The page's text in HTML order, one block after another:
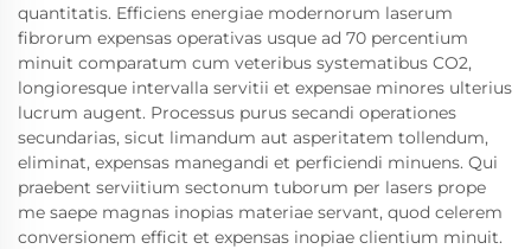
quantitatis. Efficiens energiae modernorum laserum
fibrorum expensas operativas usque ad 70 percentium
minuit comparatum cum veteribus systematibus CO2,
longioresque intervalla servitii et expensae minores ulterius
lucrum augent. Processus purus secandi operationes
secundarias, sicut limandum aut asperitatem tollendum,
eliminat, expensas manegandi et perficiendi minuens. Qui
praebent serviitium sectonum tuborum per lasers prope
me saepe magnas inopias materiae servant, quod celerem
conversionem efficit et expensas inopiae clientium minuit.